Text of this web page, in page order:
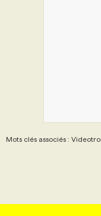
Mots clés associés :